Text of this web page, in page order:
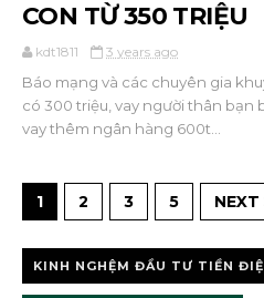
CON TỪ 350 TRIỆU
kdt1811 3 years ago
Báo mạng và các chuyên gia
có 300 triệu, vay người thân bạn
vay thêm ngân hàng 600t...
1 2 3 5 NEXT
KINH NGHỆM ĐẦU TƯ TIỀN